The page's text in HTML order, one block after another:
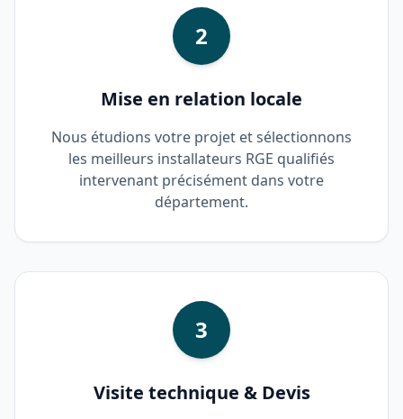
2
Mise en relation locale
Nous étudions votre projet et sélectionnons
les meilleurs installateurs RGE qualifiés
intervenant précisément dans votre
département.
3
Visite technique & Devis